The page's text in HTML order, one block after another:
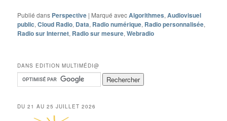
Publié dans Perspective | Marqué avecAlgorithmes,Audiovisuel
public,Cloud Radio, Data, Radio numérique, Radio personnalisée,
Radio sur Internet, Radio sur mesure,Webradio
DANS EDITION MULTIMÉDI@
DU 21 AU 25 JUILLET 2026